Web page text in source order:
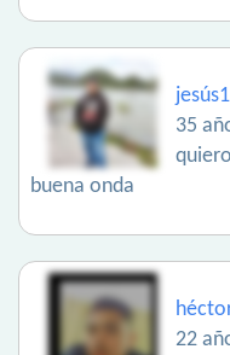
35
buena onda
22